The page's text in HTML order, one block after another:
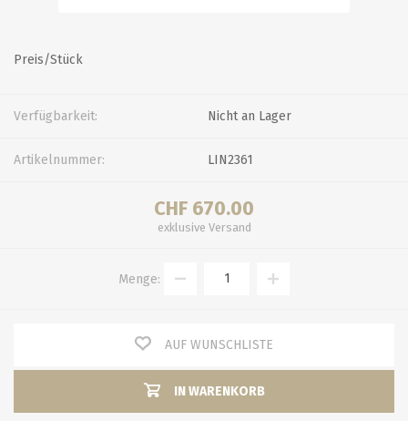
Preis/Stück
Verfügbarkeit: Nicht an Lager
Artikelnummer: LIN2361
CHF 670.00
exklusive Versand
Menge:
AUF WUNSCHLISTE
IN WARENKORB